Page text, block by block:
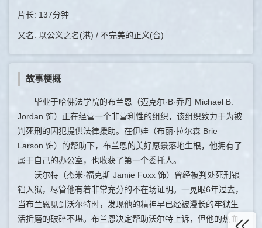
片长: 137分钟
又名: 以公义之名(港) / 不完美的正义(台)
故事梗概
毕业于哈佛法学院的布兰恩（迈克尔·B·乔丹 Michael B.
Jordan 饰）正在经营一个非营利性的组织，该组织致力于为被
判死刑的囚犯提供法律援助。在伊娃（布丽·拉尔森 Brie
Larson 饰）的帮助下，布兰恩的美好愿景落地生根，他拥有了
属于自己的办公室，也收获了第一个委托人。
沃尔特（杰米·福克斯 Jamie Foxx 饰）曾经被判处死刑锒
铛入狱，尽管他有着非常充分的不在场证明。一晃眼6年过去，
当布兰恩见到沃尔特时，发现他的精神早已经被漫长的牢狱生
活折磨的破碎不堪。布兰恩决定帮助沃尔特上诉，但他的热血